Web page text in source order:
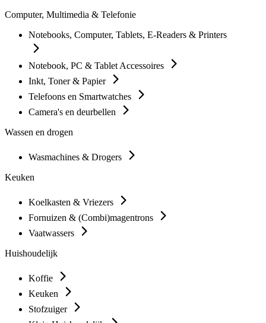
Computer, Multimedia & Telefonie
Notebooks, Computer, Tablets, E-Readers & Printers
Notebook, PC & Tablet Accessoires
Inkt, Toner & Papier
Telefoons en Smartwatches
Camera's en deurbellen
Wassen en drogen
Wasmachines & Drogers
Keuken
Koelkasten & Vriezers
Fornuizen & (Combi)magentrons
Vaatwassers
Huishoudelijk
Koffie
Keuken
Stofzuiger